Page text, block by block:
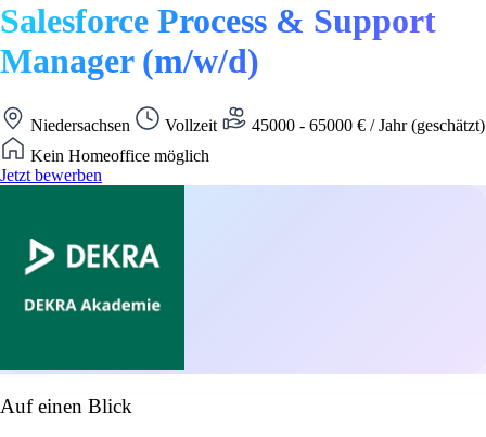
Salesforce Process & Support
Manager (m/w/d)
Niedersachsen Vollzeit
45000 - 65000 € / Jahr (geschätzt)
Kein Homeoffice möglich
Jetzt bewerben
Auf einen Blick